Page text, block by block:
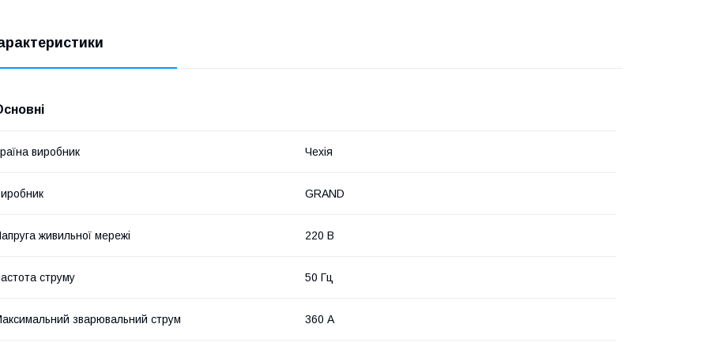
виробник Чехія
GRAND
живильної мережі 220 В
струму 50 Гц
зварювальний струм 360 А